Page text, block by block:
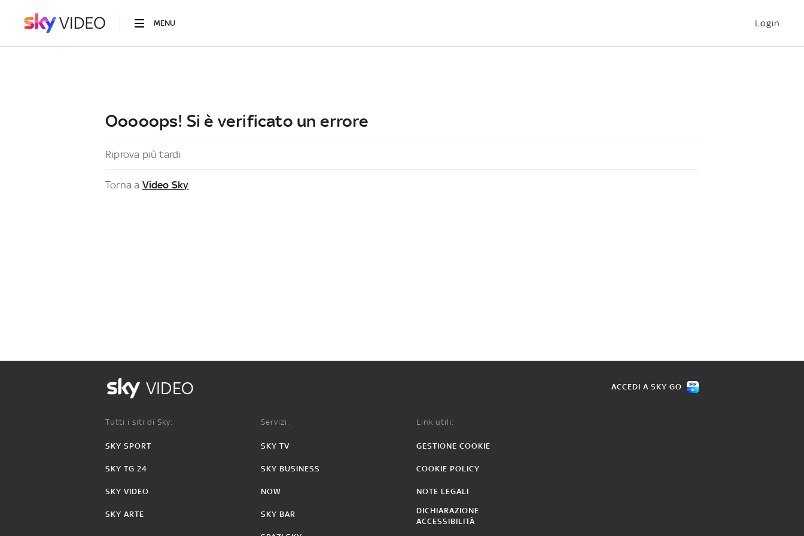
MENU Login
Ooooops! Si è verificato un errore
Riprova più tardi
Torna a Video Sky
VIDEO ACCEDI A SKY GO
Tutti i siti di Sky:
SKY SPORT
SKY TG 24
SKY VIDEO
SKY ARTE
Servizi:
SKY TV
SKY BUSINESS
NOW
SKY BAR
Link utili:
GESTIONE COOKIE
COOKIE POLICY
NOTE LEGALI
DICHIARAZIONE
ACCESSIBILITÀ